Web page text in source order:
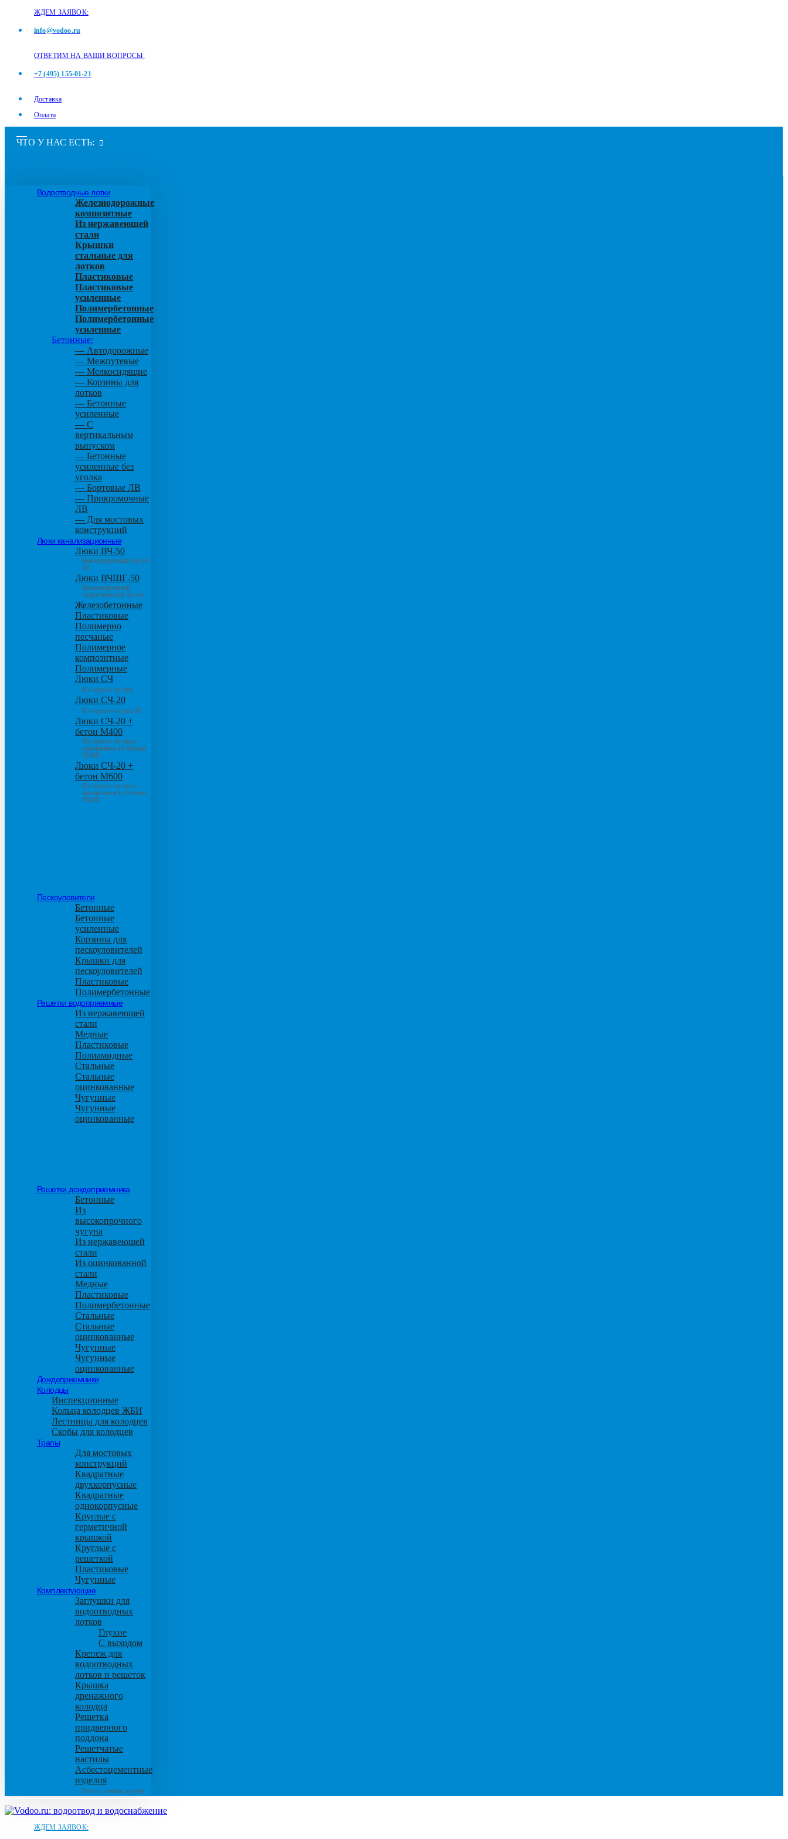
ЖДЕМ ЗАЯВОК:
info@vodoo.ru
ОТВЕТИМ НА ВАШИ ВОПРОСЫ:
+7 (495) 155-01-21
Доставка
Оплата
ЧТО У НАС ЕСТЬ:
Водоотводные лотки
Железнодорожные
композитные
Из нержавеющей
стали
Крышки
стальные для
лотков
Пластиковые
Пластиковые
усиленные
Полимербетонные
Полимербетонные
усиленные
Бетонные:
— Автодорожные
— Межпутевые
— Мелкосидящие
— Корзины для
лотков
— Бетонные
усиленные
— С
вертикальным
выпуском
— Бетонные
усиленные без
уголка
— Бортовые ЛВ
— Прикромочные
ЛВ
— Для мостовых
конструкций
Люки канализационные
Люки ВЧ-50
Высокопрочный чугун
50
Люки ВЧШГ-50
Высокопрочный
сверхтяжелый чугун
Железобетонные
Пластиковые
Полимерно
песчаные
Полимерное
композитные
Полимерные
Люки СЧ
Из серого чугуна
Люки СЧ-20
Из серого чугуна 20
Люки СЧ-20 +
бетон М400
Из серого чугуна с
основанием из бетона
М400
Люки СЧ-20 +
бетон М600
Из серого чугуна с
основанием из бетона
М600
Пескоуловители
Бетонные
Бетонные
усиленные
Корзины для
пескоуловителей
Крышки для
пескоуловителей
Пластиковые
Полимербетонные
Решетки водоприемные
Из нержавеющей
стали
Медные
Пластиковые
Полиамидные
Стальные
Стальные
оцинкованные
Чугунные
Чугунные
оцинкованные
Решетки дождеприемника
Бетонные
Из
высокопрочного
чугуна
Из нержавеющей
стали
Из оцинкованной
стали
Медные
Пластиковые
Полимербетонные
Стальные
Стальные
оцинкованные
Чугунные
Чугунные
оцинкованные
Дождеприемники
Колодцы
Инспекционные
Кольца колодцев ЖБИ
Лестницы для колодцев
Скобы для колодцев
Трапы
Для мостовых
конструкций
Квадратные
двухкорпусные
Квадратные
однокорпусные
Круглые с
герметичной
крышкой
Круглые с
решеткой
Пластиковые
Чугунные
Комплектующие
Заглушки для
водоотводных
лотков
Глухие
С выходом
Крепеж для
водоотводных
лотков и решеток
Крышка
дренажного
колодца
Решетка
придверного
поддона
Решетчатые
настилы
Асбестоцементные
изделия
Листы, плиты, трубы
ЖДЕМ ЗАЯВОК: